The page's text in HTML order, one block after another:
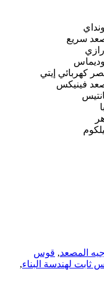
سريع
كهربائي إيتي
فينيكس
المصعد, قوس
ثابت لهندسة البناء,